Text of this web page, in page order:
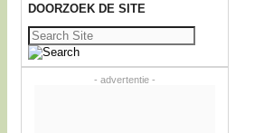
DOORZOEK DE SITE
Zoeken
naar:
- advertentie -